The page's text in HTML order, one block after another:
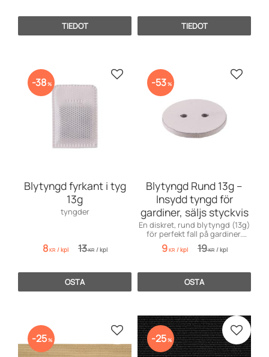
TIEDOT TIEDOT
Blytyngd fyrkant i tyg
13g
tyngder
8KR /kpl 13KR /kpl
38% Lisää suosikiksi
OSTA
Blytyngd Rund 13g –
Insydd tyngd för
gardiner, säljs styckvis
En diskret, rund blytyngd (13g)
för perfekt fall på gardiner.
Säljs styckvis hos Sy & Fixa.
9KR /kpl 19KR /kpl
53% Lisää
OSTA
25% Lisää suosikiksi
25% Lisää